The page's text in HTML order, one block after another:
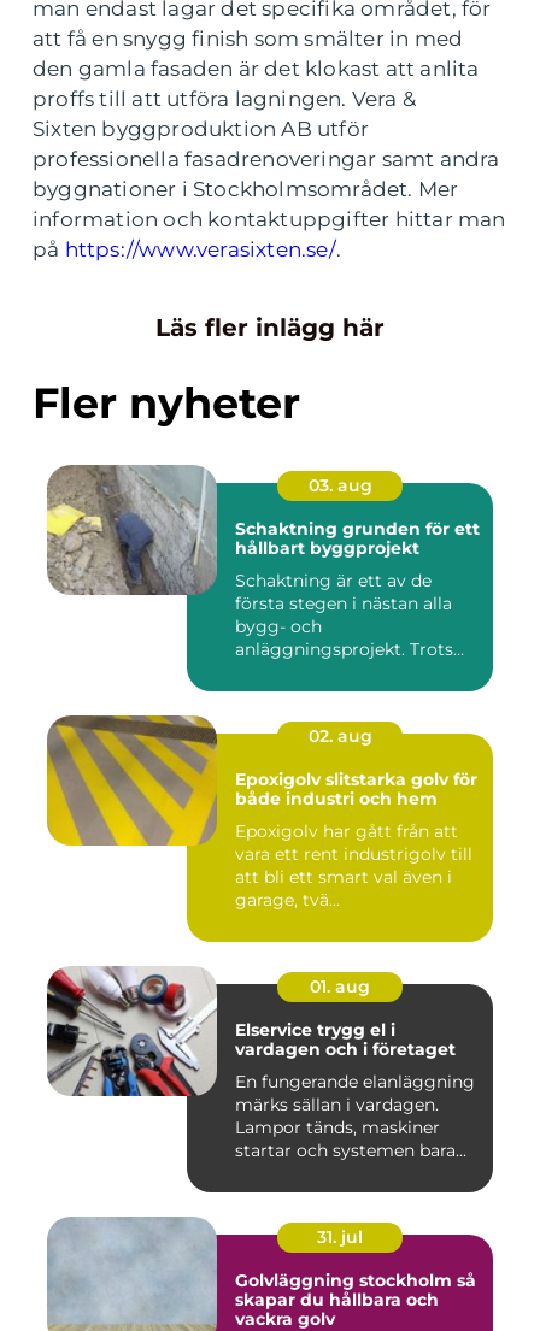
man endast lagar det specifika området, för
att få en snygg finish som smälter in med
den gamla fasaden är det klokast att anlita
proffs till att utföra lagningen. Vera &
Sixten byggproduktion AB utför
professionella fasadrenoveringar samt andra
byggnationer i Stockholmsområdet. Mer
information och kontaktuppgifter hittar man
på https://www.verasixten.se/.
Läs fler inlägg här
Fler nyheter
03. aug
Schaktning grunden för ett
hållbart byggprojekt
Schaktning är ett av de
första stegen i nästan alla
bygg- och
anläggningsprojekt. Trots
02. aug
Epoxigolv slitstarka golv för
både industri och hem
Epoxigolv har gått från att
vara ett rent industrigolv till
att bli ett smart val även i
garage, tvä...
01. aug
Elservice trygg el i
vardagen och i företaget
En fungerande elanläggning
märks sällan i vardagen.
Lampor tänds, maskiner
startar och systemen bara...
31. jul
Golvläggning stockholm så
skapar du hållbara och
vackra golv